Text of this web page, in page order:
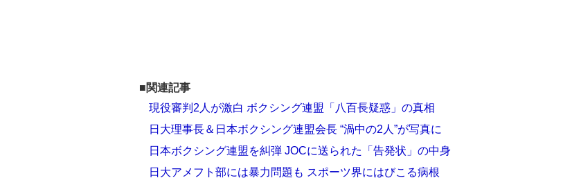
■関連記事
現役審判2人が激白 ボクシング連盟「八百長疑惑」の真相
日大理事長＆日本ボクシング連盟会長 “渦中の2人”が写真に
日本ボクシング連盟を糾弾 JOCに送られた「告発状」の中身
日大アメフト部には暴力問題も スポーツ界にはびこる病根